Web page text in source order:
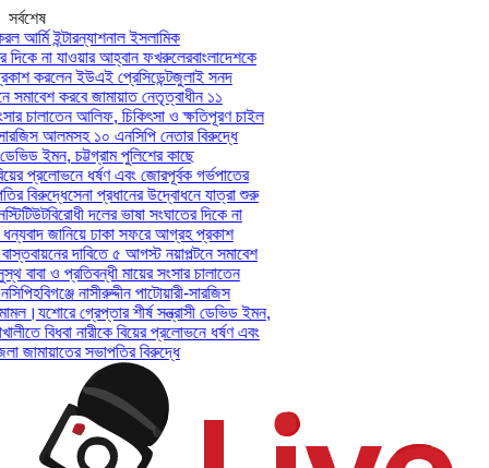
সর্বশেষ
ইন্টারন্যাশনাল ইসলামিক
না যাওয়ার আহ্বান ফখরুলেরবাংলাদেশকে
করলেন ইউএই প্রেসিডেন্টজুলাই সনদ
করবে জামায়াত নেতৃত্বাধীন ১১
চালাতেন আলিফ, চিকিৎসা ও ক্ষতিপূরণ চাইল
আলমসহ ১০ এনসিপি নেতার বিরুদ্ধে
ইমন, চট্টগ্রাম পুলিশের কাছে
প্রলোভনে ধর্ষণ এবং জোরপূর্বক গর্ভপাতের
বিরুদ্ধেসেনা প্রধানের উদ্বোধনে যাত্রা শুরু
বিরোধী দলের ভাষা সংঘাতের দিকে না
জানিয়ে ঢাকা সফরে আগ্রহ প্রকাশ
দাবিতে ৫ আগস্ট নয়াপল্টনে সমাবেশ
ও প্রতিবন্ধী মায়ের সংসার চালাতেন
হবিগঞ্জে নাসীরুদ্দীন পাটোয়ারী-সারজিস
যশোরে গ্রেপ্তার শীর্ষ সন্ত্রাসী ডেভিড ইমন,
বিধবা নারীকে বিয়ের প্রলোভনে ধর্ষণ এবং
সভাপতির বিরুদ্ধে